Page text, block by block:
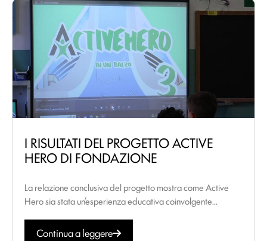
I RISULTATI DEL PROGETTO ACTIVE
HERO DI FONDAZIONE
La relazione conclusiva del progetto mostra come Active
Hero sia stata un’esperienza educativa coinvolgente...
Continua a leggere